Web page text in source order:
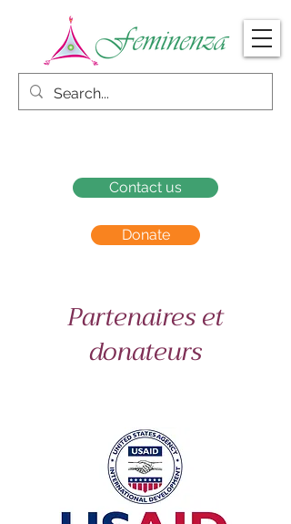
Donate
Contact us
Partenaires et
donateurs